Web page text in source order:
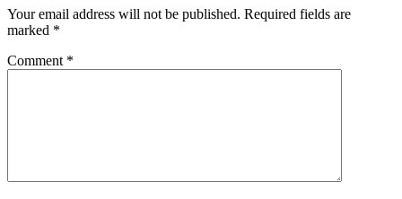
Your email address will not be published. Required fields are
marked *
Comment *